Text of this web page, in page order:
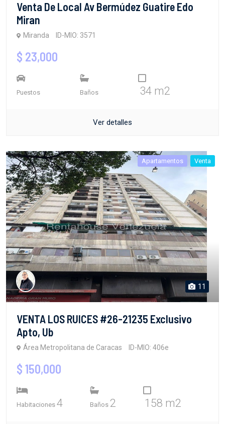
Venta De Local Av Bermúdez Guatire Edo
Miran
Miranda ID-MIO: 3571
$ 23,000
Puestos Baños 34 m2
Ver detalles
Apartamentos Venta
11
VENTA LOS RUICES #26-21235 Exclusivo
Apto, Ub
Área Metropolitana de Caracas ID-MIO: 406e
$ 150,000
Habitaciones 4 Baños 2 158 m2